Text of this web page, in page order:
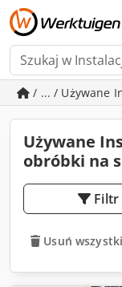
/ ... / Używane
Używane
obróbki na
Filtr
Usuń